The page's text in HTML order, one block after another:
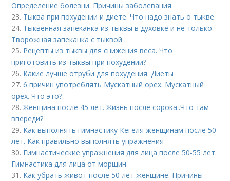
Определение болезни. Причины заболевания
23. Тыква при похудении и диете. Что надо знать о тыкве
24. Тыквенная запеканка из тыквы в духовке и не только.
Творожная запеканка с тыквой
25. Рецепты из тыквы для снижения веса. Что
приготовить из тыквы при похудении?
26. Какие лучше отруби для похудения. Диеты
27.6 причин употреблять Мускатный орех. Мускатный
орех. Что это?
28.Женщина после 45 лет. Жизнь после сорока..Что там
впереди?
29. Как выполнять гимнастику Кегеля женщинам после 50
лет. Как правильно выполнять упражнения
30. Гимнастические упражнения для лица после 50-55 лет.
Гимнастика для лица от морщин
31. Как убрать живот после 50 лет женщине. Причины